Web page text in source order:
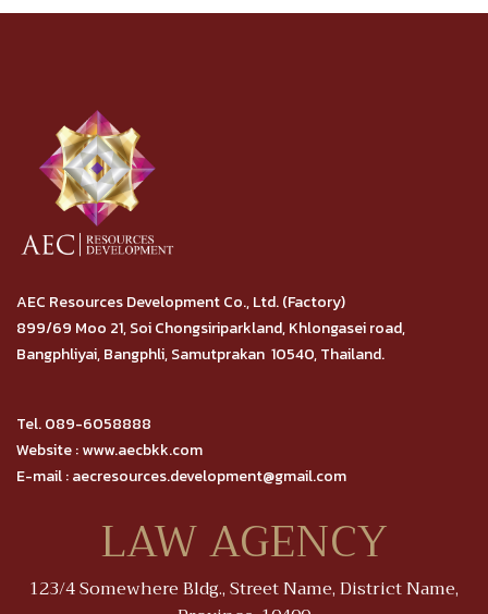
ผิวกระจ่างใสขึ้นอย่างเป็น
AEC Resources Development Co., Ltd. (Factory)
899/69 Moo 21, Soi Chongsiriparkland, Khlongasei road,
Bangphliyai, Bangphli, Samutprakan 10540, Thailand.
Tel. 089-6058888
Website : www.aecbkk.com
E-mail : aecresources.development@gmail.com
LAW AGENCY
123/4 Somewhere Bldg., Street Name, District Name,